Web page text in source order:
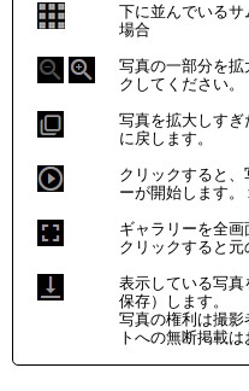
下に並んでいる
場合
写真の一部分を拡
クしてください。
写真を拡大しすぎ
に戻します。
クリックすると
ーが開始します。
ギャラリーを全
クリックすると元
表示している写
保存）します。
写真の権利は撮影
トへの無断掲載は